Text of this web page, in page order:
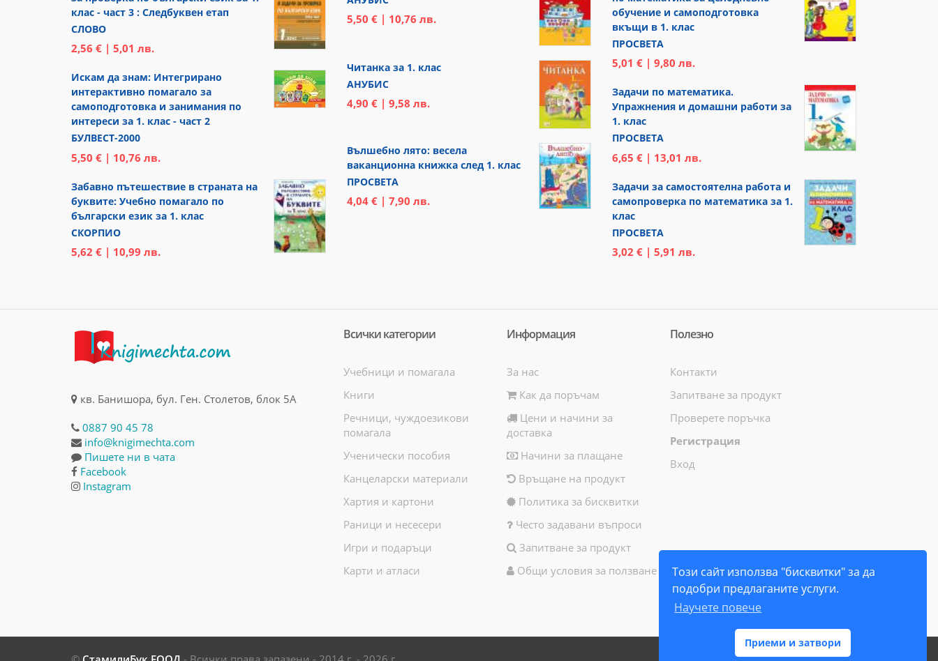
Този сайт използва "бисквитки" за да
подобри предлаганите услуги.
Научете повече
Приеми и затвори
клас - част 3 : Следбуквен етап
СЛОВО
2,56 € | 5,01 лв.
Искам да знам: Интегрирано
интерактивно помагало за
самоподготовка и занимания по
интереси за 1. клас - част 2
БУЛВЕСТ-2000
5,50 € | 10,76 лв.
Забавно пътешествие в страната на
буквите: Учебно помагало по
български език за 1. клас
СКОРПИО
5,62 € | 10,99 лв.
5,50 € | 10,76 лв.
Читанка за 1. клас
АНУБИС
4,90 € | 9,58 лв.
Вълшебно лято: весела
ваканционна книжка след 1. клас
ПРОСВЕТА
4,04 € | 7,90 лв.
обучение и самоподготовка
вкъщи в 1. клас
ПРОСВЕТА
5,01 € | 9,80 лв.
Задачи по математика.
Упражнения и домашни работи за
1. клас
ПРОСВЕТА
6,65 € | 13,01 лв.
Задачи за самостоятелна работа и
самопроверка по математика за 1.
клас
ПРОСВЕТА
3,02 € | 5,91 лв.
кв. Банишора, бул. Ген. Столетов, блок 5А
0887 90 45 78
info@knigimechta.com
Пишете ни в чата
Facebook
Instagram
Всички категории
Учебници и помагала
Книги
Речници, чуждоезикови
помагала
Ученически пособия
Канцеларски материали
Хартия и картони
Раници и несесери
Игри и подаръци
Карти и атласи
Информация
За нас
Как да поръчам
Цени и начини за
доставка
Начини за плащане
Връщане на продукт
Политика за бисквитки
Често задавани въпроси
Запитване за продукт
Общи условия за ползване
Полезно
Контакти
Запитване за продукт
Проверете поръчка
Регистрация
Вход